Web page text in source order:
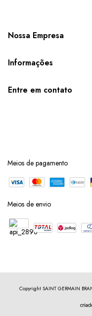
Nossa Empresa
Informações
Entre em contato
Meios de pagamento
Meios de envio
Copyright SAINT GERMAIN